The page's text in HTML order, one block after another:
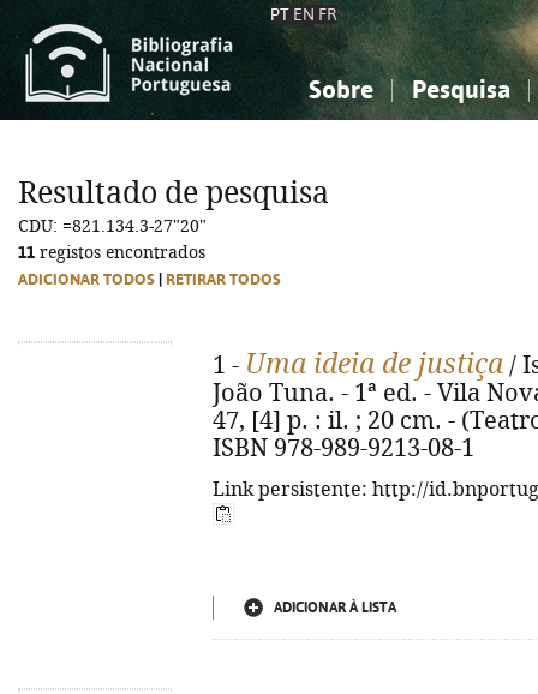
PT EN FR
Sobre Pesquisa
Ciências sociais...
Ciências sociais...
Resultado de pesquisa
CDU: =821.134.3-27"20"
11 registos encontrados
ADICIONAR TODOS RETIRAR TODOS
1 - Uma ideia de justiça /
João Tuna. - 1ª ed. - Vila
47, [4] p. : il. ; 20 cm. -
ISBN 978-989-9213-08-1
Link persistente: http://
ADICIONAR À LISTA